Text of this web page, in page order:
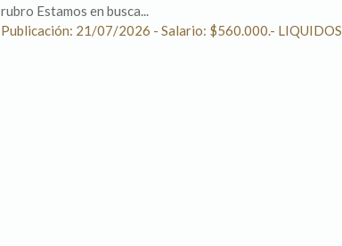
rubro Estamos en busca...
Publicación: 21/07/2026 - Salario: $560.000.- LIQUIDOS